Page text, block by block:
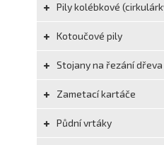
Pily kolébkové
Kotoučové pily
Stojany na řezání dřeva
Zametací kartáče
Půdní vrtáky